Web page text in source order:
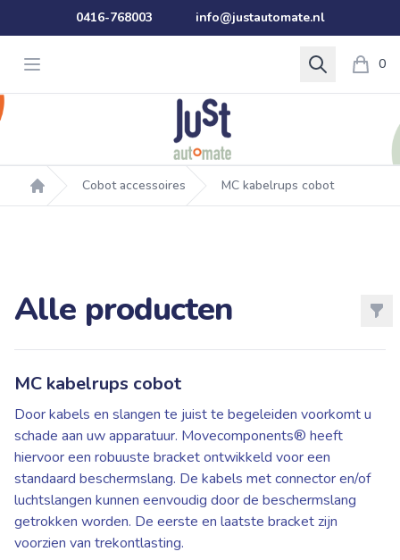
0416-768003 info@justautomate.nl
Open menu Search 0
Home
Cobot accessoires MC kabelrups cobot
Alle producten
Products
MC kabelrups cobot
Door kabels en slangen te juist te begeleiden voorkomt u
schade aan uw apparatuur. Movecomponents® heeft
hiervoor een robuuste bracket ontwikkeld voor een
standaard beschermslang. De kabels met connector en/of
luchtslangen kunnen eenvoudig door de beschermslang
getrokken worden. De eerste en laatste bracket zijn
voorzien van trekontlasting.